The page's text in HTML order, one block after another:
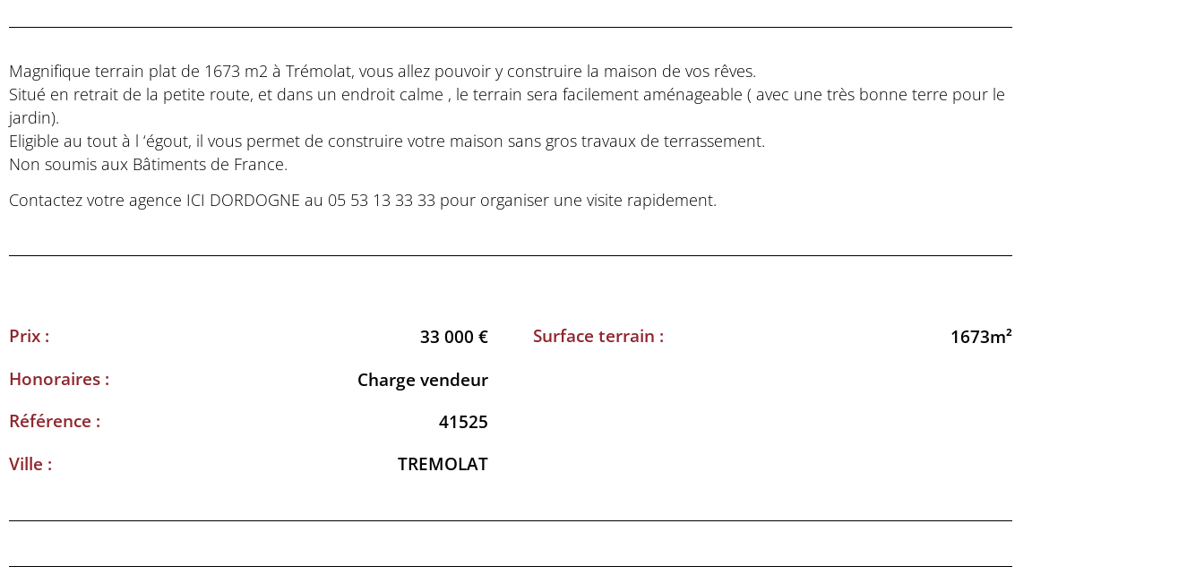
Magnifique terrain plat de 1673 m2 à Trémolat, vous allez pouvoir y construire la maison de vos rêves.
Situé en retrait de la petite route, et dans un endroit calme , le terrain sera facilement aménageable ( avec une très bonne terre pour le
jardin).
Eligible au tout à l ‘égout, il vous permet de construire votre maison sans gros travaux de terrassement.
Non soumis aux Bâtiments de France.
Contactez votre agence ICI DORDOGNE au 05 53 13 33 33 pour organiser une visite rapidement.
Prix :
33 000 €
Honoraires :
Charge vendeur
Référence :
41525
Ville :
TREMOLAT
Surface terrain : 1673m²